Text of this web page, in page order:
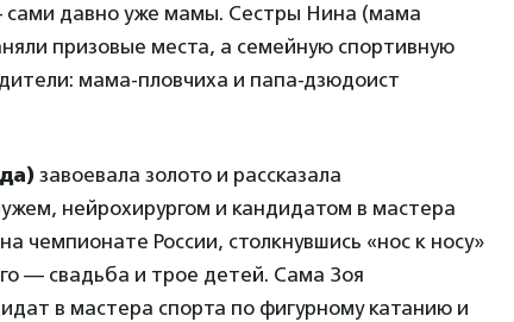
давно уже мамы. Сестры Нина (мама
призовые места, а семейную спортивную
мама-пловчиха и папа-дзюдоист
завоевала золото и рассказала
нейрохирургом и кандидатом в мастера
чемпионате России, столкнувшись «нос к носу»
— свадьба и трое детей. Сама Зоя
в мастера спорта по фигурному катанию и